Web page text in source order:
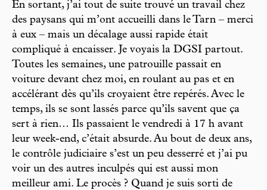
En sortant, j’ai tout de suite trouvé un travail chez
des paysans qui m’ont accueilli dans le Tarn – merci
à eux – mais un décalage aussi rapide était
compliqué à encaisser. Je voyais la DGSI partout.
Toutes les semaines, une patrouille passait en
voiture devant chez moi, en roulant au pas et en
accélérant dès qu’ils croyaient être repérés. Avec le
temps, ils se sont lassés parce qu’ils savent que ça
sert à rien… Ils passaient le vendredi à 17 h avant
leur week-end, c’était absurde. Au bout de deux ans,
le contrôle judiciaire s’est un peu desserré et j’ai pu
voir un des autres inculpés qui est aussi mon
meilleur ami. Le procès ? Quand je suis sorti de